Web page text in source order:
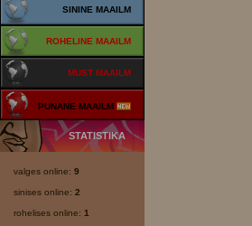
SININE MAAILM
ROHELINE MAAILM
MUST MAAILM
PUNANE MAAILM
STATISTIKA
valges online: 9
sinises online: 2
rohelises online: 1